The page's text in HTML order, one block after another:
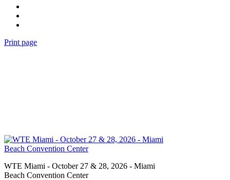
Print page
WTE Miami - October 27 & 28, 2026 - Miami
Beach Convention Center